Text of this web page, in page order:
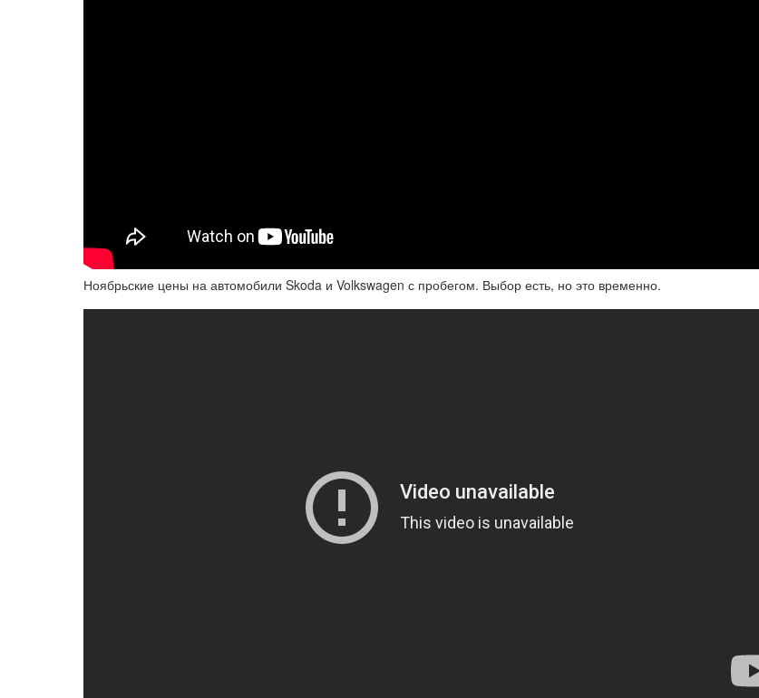
Ноябрьские цены на автомобили Skoda и Volkswagen с пробегом. Выбор есть, но это временно.